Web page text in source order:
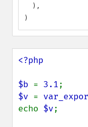
  ),
)
<?php
$b = 3.1
$v =
echo $v;